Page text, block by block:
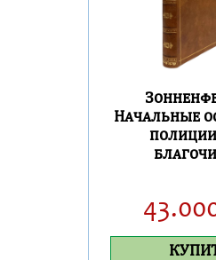
Начальные